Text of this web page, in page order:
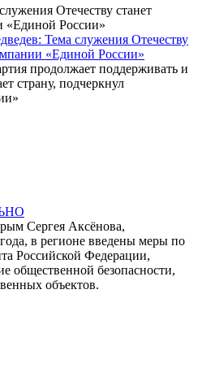
Тема служения Отечеству
«Единой России»
продолжает поддерживать и
страну, подчеркнул
Сергея Аксёнова,
в регионе введены меры по
Российской Федерации,
общественной безопасности,
объектов.